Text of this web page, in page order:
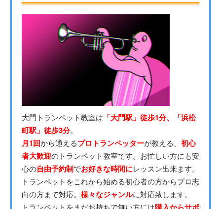
大門トランペット教室は 「大門駅」徒歩1分、「浜松
町駅」徒歩3分。
月1回から通えるプロトランペッターが教える、 初心
者大歓迎のトランペット教室です。お忙しい方にも安
心の自由予約制でお好きな時間にレッスン出来ます。
トランペットをこれから始める初心者の方からプロ志
向の方まで対応。 様々なジャンルに対応致します。
トランペットをまだお持ちで無い方には